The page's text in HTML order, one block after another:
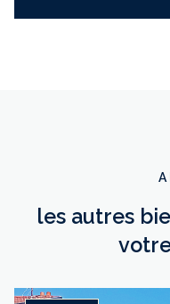
A
les autres